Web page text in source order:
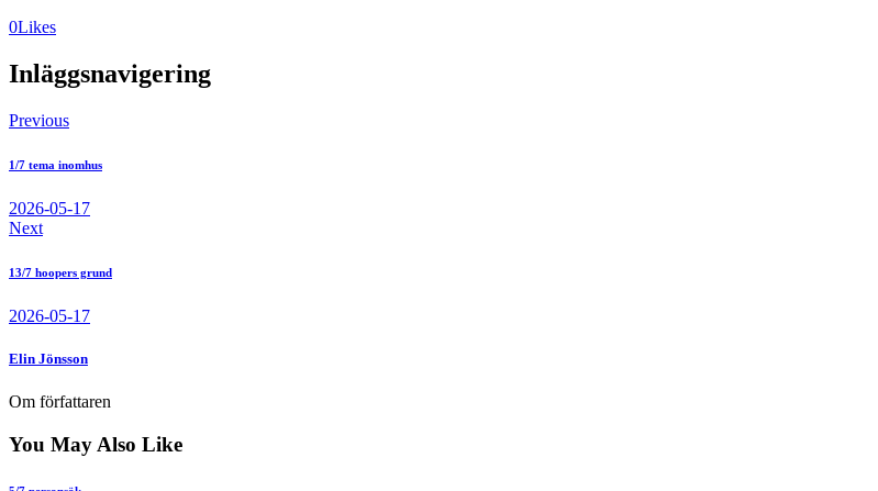
0Likes
Inläggsnavigering
Previous
1/7 tema inomhus
2026-05-17
Next
13/7 hoopers grund
2026-05-17
Elin Jönsson
Om författaren
You May Also Like